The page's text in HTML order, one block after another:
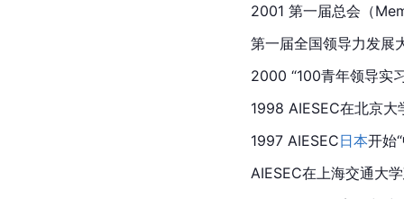
2001 第一届总会（
第一届全国领导力发展
2000 “100青年领导实
1998 AIESEC在北京大
1997 AIESEC日本开始
AIESEC在上海交通大